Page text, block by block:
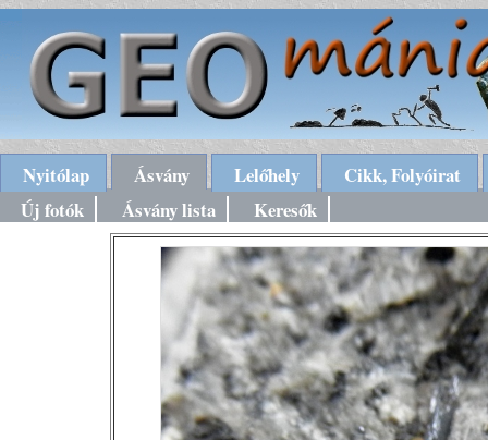
Nyitólap Ásvány Lelőhely
Cikk, Folyóirat
Új fotók
Ásvány lista Keresők